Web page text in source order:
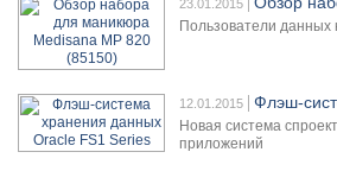
23.01.2015
Пользователи данных
12.01.2015 Флэш-
Новая система
приложений